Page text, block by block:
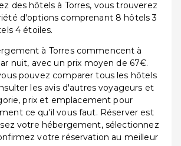
des hôtels à Torres, vous trouverez
d'options comprenant 8 hôtels 3
4 étoiles.
à Torres commencent à
nuit, avec un prix moyen de 67€.
pouvez comparer tous les hôtels
les avis d'autres voyageurs et
prix et emplacement pour
ce qu'il vous faut. Réserver est
votre hébergement, sélectionnez
votre réservation au meilleur